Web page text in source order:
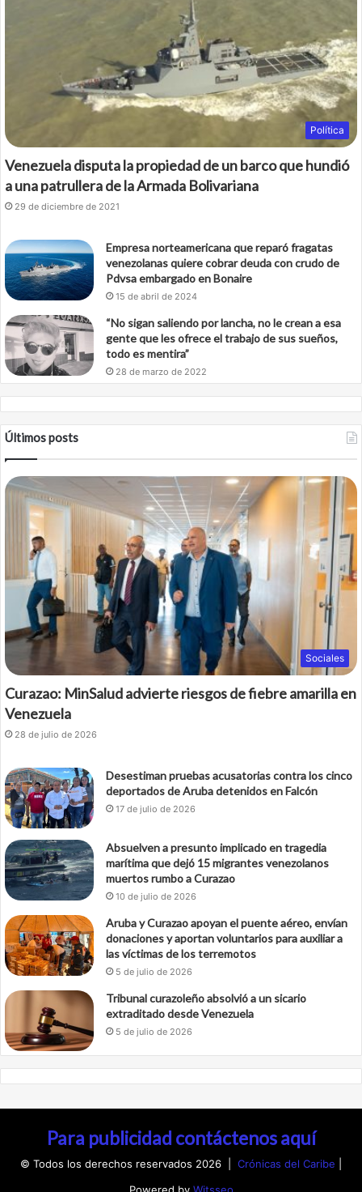
Política
Venezuela disputa la propiedad de un barco que hundió
a una patrullera de la Armada Bolivariana
29 de diciembre de 2021
Empresa norteamericana que reparó fragatas
venezolanas quiere cobrar deuda con crudo de
Pdvsa embargado en Bonaire
15 de abril de 2024
“No sigan saliendo por lancha, no le crean a esa
gente que les ofrece el trabajo de sus sueños,
todo es mentira”
28 de marzo de 2022
Últimos posts
Sociales
Curazao: MinSalud advierte riesgos de fiebre amarilla en
Venezuela
28 de julio de 2026
Desestiman pruebas acusatorias contra los cinco
deportados de Aruba detenidos en Falcón
17 de julio de 2026
Absuelven a presunto implicado en tragedia
marítima que dejó 15 migrantes venezolanos
muertos rumbo a Curazao
10 de julio de 2026
Aruba y Curazao apoyan el puente aéreo, envían
donaciones y aportan voluntarios para auxiliar a
las víctimas de los terremotos
5 de julio de 2026
Tribunal curazoleño absolvió a un sicario
extraditado desde Venezuela
5 de julio de 2026
Para publicidad contáctenos aquí
© Todos los derechos reservados 2026 | Crónicas del Caribe